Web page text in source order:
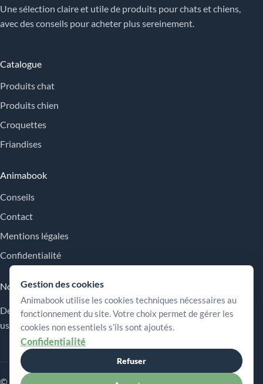
Une sélection claire et utile de produits pour chats et chiens,
avec des conseils pour acheter plus sereinement.
Catalogue
Produits chat
Produits chien
Croquettes
Friandises
Animabook
Conseils
Contact
Mentions légales
Confidentialité
Nos engagements
Des repères simples pour comparer les offres, comprendre les
usages et choisir plus sereinement.
© 2026 Animabook
Gestion des cookies
Animabook utilise les cookies techniques nécessaires au
fonctionnement du site. Votre choix permet de gérer les
cookies non essentiels s’ils sont ajoutés.
Confidentialité
Refuser